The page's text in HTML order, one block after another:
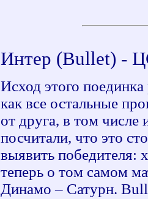
Интер (Bullet) -
Исход этого
как все остальные
от друга, в том
посчитали, что это
выявить победителя:
теперь о том самом
Динамо – Сатурн.